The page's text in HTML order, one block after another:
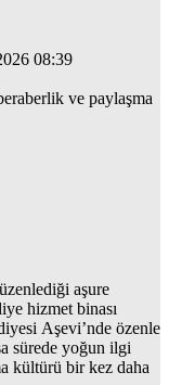
06-2026 08:39
aşure
hizmet binası
Aşevi’nde özenle
sürede yoğun ilgi
kültürü bir kez daha